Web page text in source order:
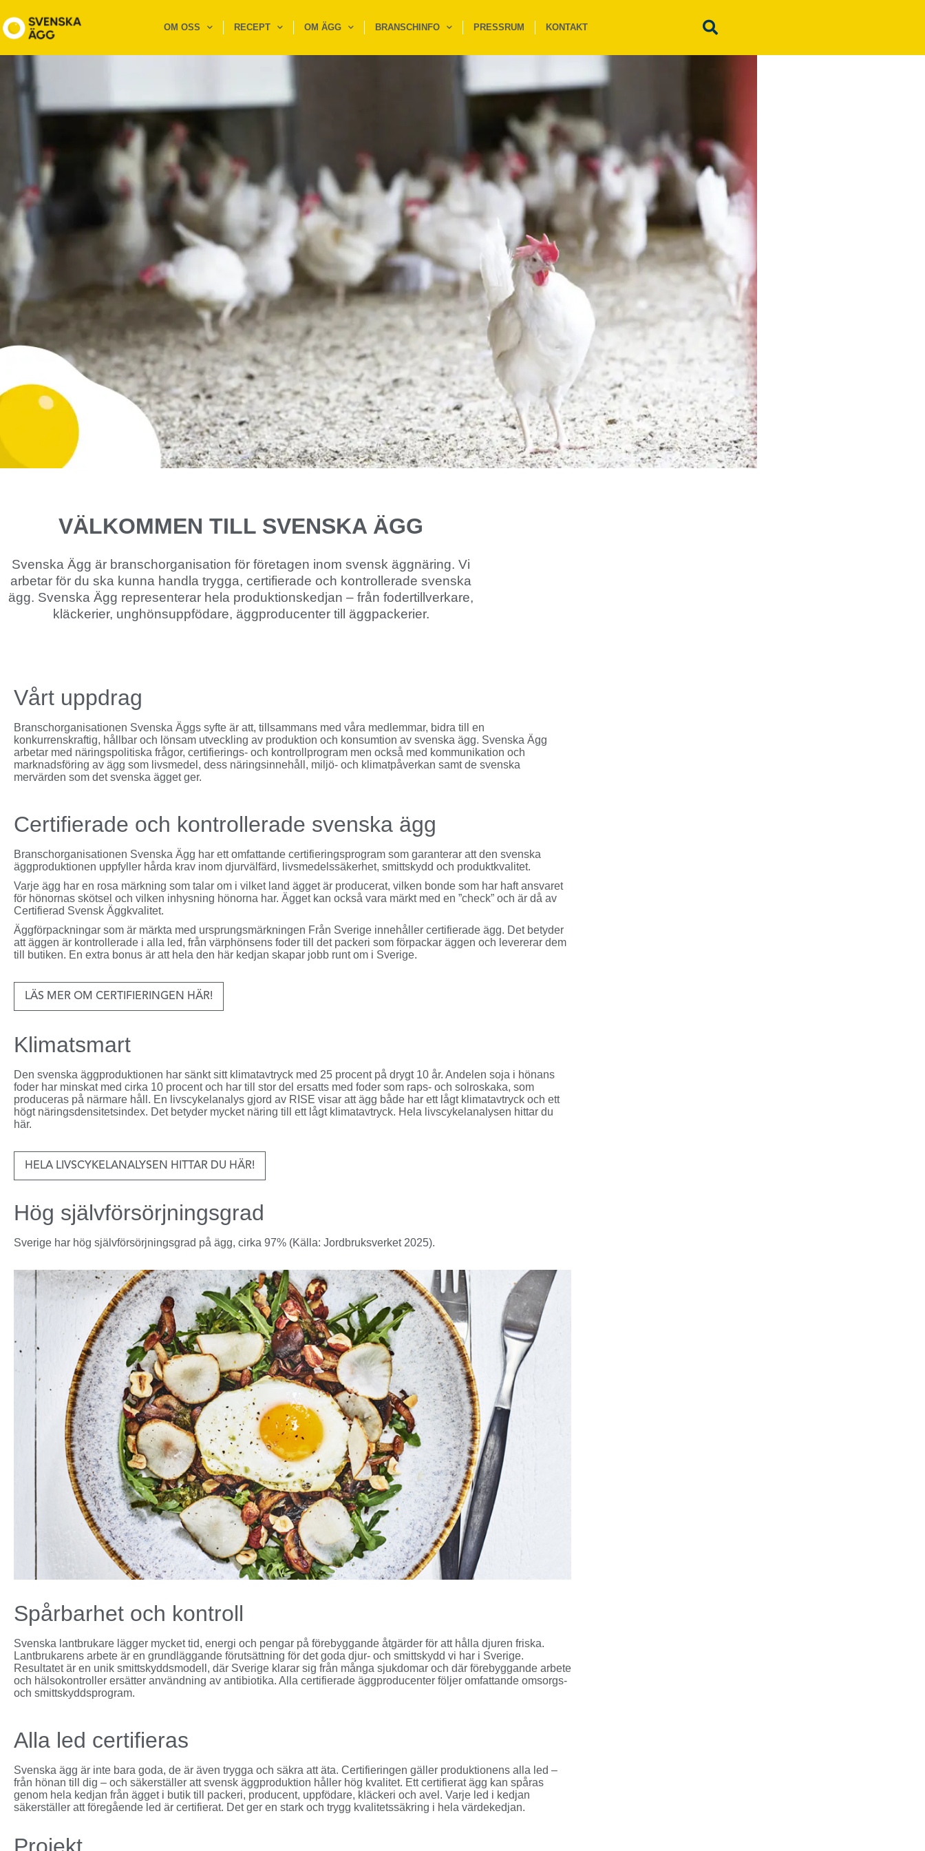
OM OSS RECEPT OM ÄGG BRANSCHINFO PRESSRUM KONTAKT
VÄLKOMMEN TILL SVENSKA ÄGG
Svenska Ägg är branschorganisation för företagen inom svensk äggnäring. Vi
arbetar för du ska kunna handla trygga, certifierade och kontrollerade svenska
ägg. Svenska Ägg representerar hela produktionskedjan – från fodertillverkare,
kläckerier, unghönsuppfödare, äggproducenter till äggpackerier.
Vårt uppdrag
Branschorganisationen Svenska Äggs syfte är att, tillsammans med våra medlemmar, bidra till en
konkurrenskraftig, hållbar och lönsam utveckling av produktion och konsumtion av svenska ägg. Svenska Ägg
arbetar med näringspolitiska frågor, certifierings- och kontrollprogram men också med kommunikation och
marknadsföring av ägg som livsmedel, dess näringsinnehåll, miljö- och klimatpåverkan samt de svenska
mervärden som det svenska ägget ger.
Certifierade och kontrollerade svenska ägg
Branschorganisationen Svenska Ägg har ett omfattande certifieringsprogram som garanterar att den svenska
äggproduktionen uppfyller hårda krav inom djurvälfärd, livsmedelssäkerhet, smittskydd och produktkvalitet.
Varje ägg har en rosa märkning som talar om i vilket land ägget är producerat, vilken bonde som har haft ansvaret
för hönornas skötsel och vilken inhysning hönorna har. Ägget kan också vara märkt med en ”check” och är då av
Certifierad Svensk Äggkvalitet.
Äggförpackningar som är märkta med ursprungsmärkningen Från Sverige innehåller certifierade ägg. Det betyder
att äggen är kontrollerade i alla led, från värphönsens foder till det packeri som förpackar äggen och levererar dem
till butiken. En extra bonus är att hela den här kedjan skapar jobb runt om i Sverige.
LÄS MER OM CERTIFIERINGEN HÄR!
Klimatsmart
Den svenska äggproduktionen har sänkt sitt klimatavtryck med 25 procent på drygt 10 år. Andelen soja i hönans
foder har minskat med cirka 10 procent och har till stor del ersatts med foder som raps- och solroskaka, som
produceras på närmare håll. En livscykelanalys gjord av RISE visar att ägg både har ett lågt klimatavtryck och ett
högt näringsdensitetsindex. Det betyder mycket näring till ett lågt klimatavtryck. Hela livscykelanalysen hittar du
här.
HELA LIVSCYKELANALYSEN HITTAR DU HÄR!
Hög självförsörjningsgrad
Sverige har hög självförsörjningsgrad på ägg, cirka 97% (Källa: Jordbruksverket 2025).
Spårbarhet och kontroll
Svenska lantbrukare lägger mycket tid, energi och pengar på förebyggande åtgärder för att hålla djuren friska.
Lantbrukarens arbete är en grundläggande förutsättning för det goda djur- och smittskydd vi har i Sverige.
Resultatet är en unik smittskyddsmodell, där Sverige klarar sig från många sjukdomar och där förebyggande arbete
och hälsokontroller ersätter användning av antibiotika. Alla certifierade äggproducenter följer omfattande omsorgs-
och smittskyddsprogram.
Alla led certifieras
Svenska ägg är inte bara goda, de är även trygga och säkra att äta. Certifieringen gäller produktionens alla led –
från hönan till dig – och säkerställer att svensk äggproduktion håller hög kvalitet. Ett certifierat ägg kan spåras
genom hela kedjan från ägget i butik till packeri, producent, uppfödare, kläckeri och avel. Varje led i kedjan
säkerställer att föregående led är certifierat. Det ger en stark och trygg kvalitetssäkring i hela värdekedjan.